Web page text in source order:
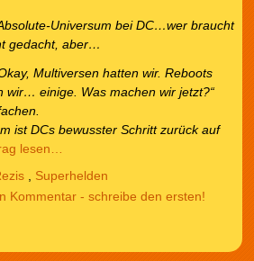
Universum bei DC…wer braucht
gedacht, aber…
Multiversen hatten wir. Reboots
wir… einige. Was machen wir jetzt?“
ist DCs bewusster Schritt zurück auf
lesen…
, Superhelden
Kommentar - schreibe den ersten!